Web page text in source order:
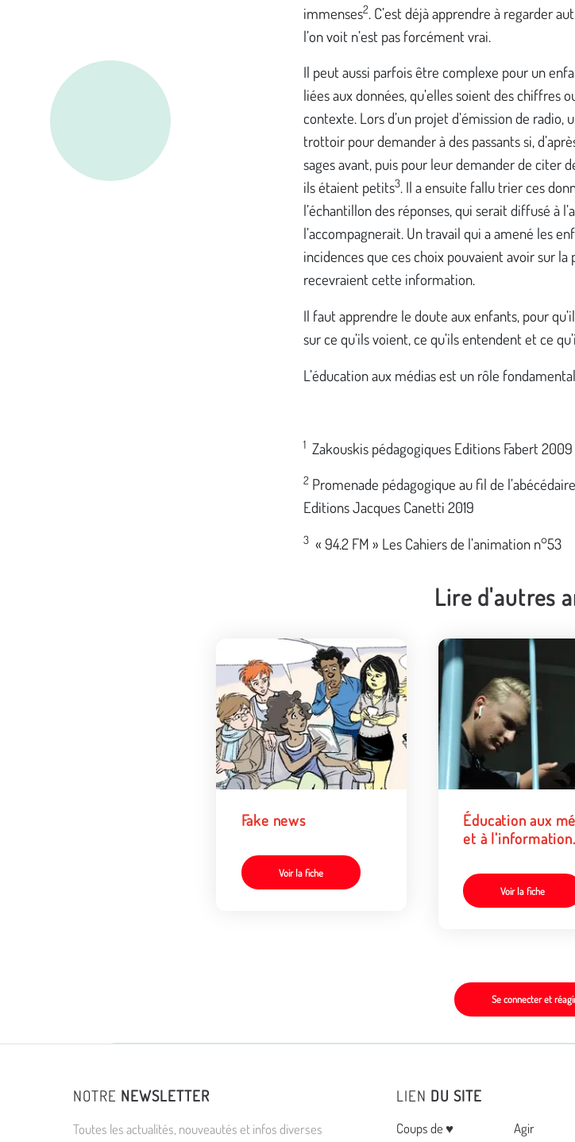
immenses2. C’est déjà apprendre à regarder
l’on voit n’est pas forcément vrai.
Il peut aussi parfois être complexe pour un
liées aux données, qu’elles soient des chiffres
contexte. Lors d’un projet d’émission de radio,
trottoir pour demander à des passants si,
sages avant, puis pour leur demander de citer
ils étaient petits3. Il a ensuite fallu trier ces
l’échantillon des réponses, qui serait diffusé à
l’accompagnerait. Un travail qui a amené les
incidences que ces choix pouvaient avoir sur
recevraient cette information.
Il faut apprendre le doute aux enfants, pour
sur ce qu’ils voient, ce qu’ils entendent et ce
L’éducation aux médias est un rôle
1 Zakouskis pédagogiques Editions Fabert 2009
2 Promenade pédagogique au fil de
Editions Jacques Canetti 2019
3 « 94.2 FM » Les Cahiers de l’animation n°53
Lire d'autres
Fake news
Voir la fiche
Éducation aux
et à l’information
représentations
auprès des jeunes
mineurs en
Voir la fiche
Se connecter et
NOTRE NEWSLETTER
Toutes les actualités, nouveautés et infos diverses
LIEN DU SITE
Menu
Coups de ♥ Agir